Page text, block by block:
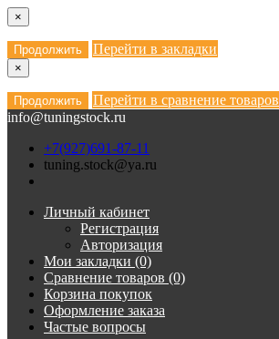
×
Продолжить Перейти в закладки
×
Продолжить
Перейти в сравнение товаров
info@tuningstock.ru
+7(927)691-87-11
tuning.stock@ya.ru
Личный кабинет
Регистрация
Авторизация
Мои закладки (0)
Сравнение товаров (0)
Корзина покупок
Оформление заказа
Частые вопросы